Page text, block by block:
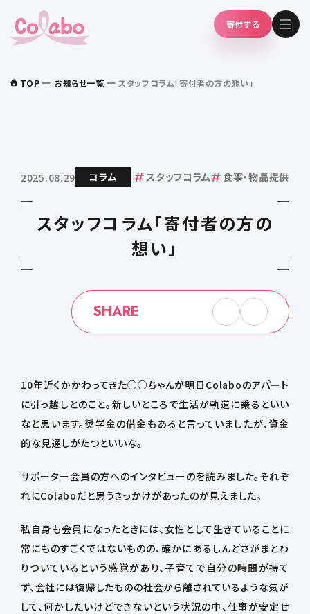
寄付する
TOP お知らせ一覧 スタッフコラム「寄付者の方の想い」
2025.08.29 コラム スタッフコラム 食事・物品提供
スタッフコラム「寄付者の方の
想い」
SHARE
10年近くかかわってきた○○ちゃんが明日Colaboのアパート
に引っ越しとのこと。新しいところで生活が軌道に乗るといい
なと思います。奨学金の借金もあると言っていましたが、資金
的な見通しがたつといいな。
サポーター会員の方へのインタビューのを読みました。それぞ
れにColaboだと思うきっかけがあったのが見えました。
私自身も会員になったときには、女性として生きていることに
常にものすごくではないものの、確かにあるしんどさがまとわ
りついているという感覚があり、子育てで自分の時間が持て
ず、会社には復帰したものの社会から離されているような気が
して、何かしたいけどできないという状況の中、仕事が安定せ